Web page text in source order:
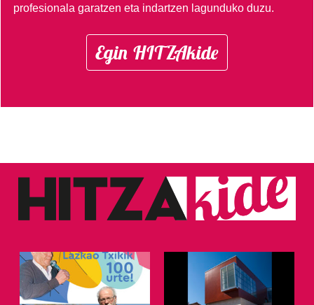
profesionala garatzen eta indartzen lagunduko duzu.
Egin HITZAkide